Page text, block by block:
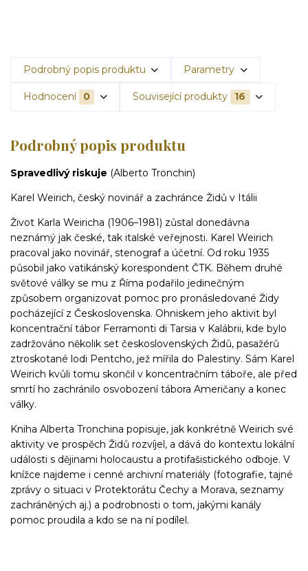
Podrobný popis produktu Parametry
Hodnocení 0 Související produkty 16
Podrobný popis produktu
Spravedlivý riskuje (Alberto Tronchin)
Karel Weirich, český novinář a zachránce Židů v Itálii
Život Karla Weiricha (1906–1981) zůstal donedávna
neznámý jak české, tak italské veřejnosti. Karel Weirich
pracoval jako novinář, stenograf a účetní. Od roku 1935
působil jako vatikánský korespondent ČTK. Během druhé
světové války se mu z Říma podařilo jedinečným
způsobem organizovat pomoc pro pronásledované Židy
pocházející z Československa. Ohniskem jeho aktivit byl
koncentrační tábor Ferramonti di Tarsia v Kalábrii, kde bylo
zadržováno několik set československých Židů, pasažérů
ztroskotané lodi Pentcho, jež mířila do Palestiny. Sám Karel
Weirich kvůli tomu skončil v koncentračním táboře, ale před
smrtí ho zachránilo osvobození tábora Američany a konec
války.
Kniha Alberta Tronchina popisuje, jak konkrétně Weirich své
aktivity ve prospěch Židů rozvíjel, a dává do kontextu lokální
události s dějinami holocaustu a protifašistického odboje. V
knížce najdeme i cenné archivní materiály (fotografie, tajné
zprávy o situaci v Protektorátu Čechy a Morava, seznamy
zachráněných aj.) a podrobnosti o tom, jakými kanály
pomoc proudila a kdo se na ní podílel.